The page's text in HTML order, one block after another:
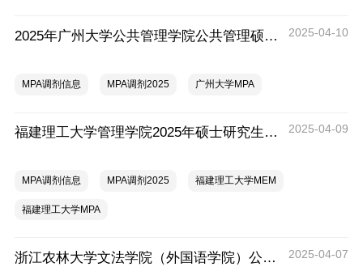
2025年广州大学公共管理学院公共管理硕士（MPA）调剂公告 2025-04-10
MPA调剂信息 MPA调剂2025 广州大学MPA
福建理工大学管理学院2025年硕士研究生招生调剂工作办法（全日制MEM\MPA) 2025-04-09
MPA调剂信息 MPA调剂2025 福建理工大学MEM
福建理工大学MPA
浙江农林大学文法学院（外国语学院）公共管理硕士（MPA）研究生调剂公告 2025-04-07